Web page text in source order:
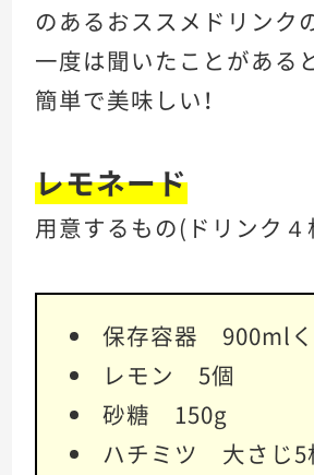
のあるおススメドリンク
一度は聞いたことがある
簡単で美味しい！
レモネード
用意するもの(ドリンク
保存容器 900ml
レモン 5個
砂糖 150g
ハチミツ 大さじ5